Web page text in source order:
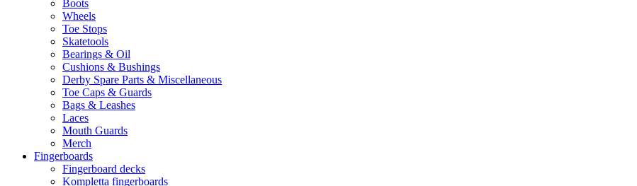
Boots
Wheels
Toe Stops
Skatetools
Bearings & Oil
Cushions & Bushings
Derby Spare Parts & Miscellaneous
Toe Caps & Guards
Bags & Leashes
Laces
Mouth Guards
Merch
Fingerboards
Fingerboard decks
Kompletta fingerboards